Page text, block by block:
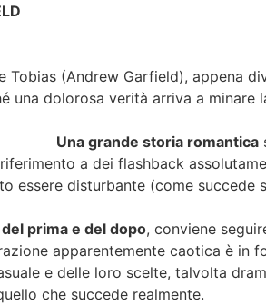
Tobias (Andrew Garfield), appena
una dolorosa verità arriva a minare
Una grande storia romantica
a dei flashback
essere disturbante (come
prima e del dopo, conviene
apparentemente caotica è in
e delle loro scelte, talvolta
che succede realmente.